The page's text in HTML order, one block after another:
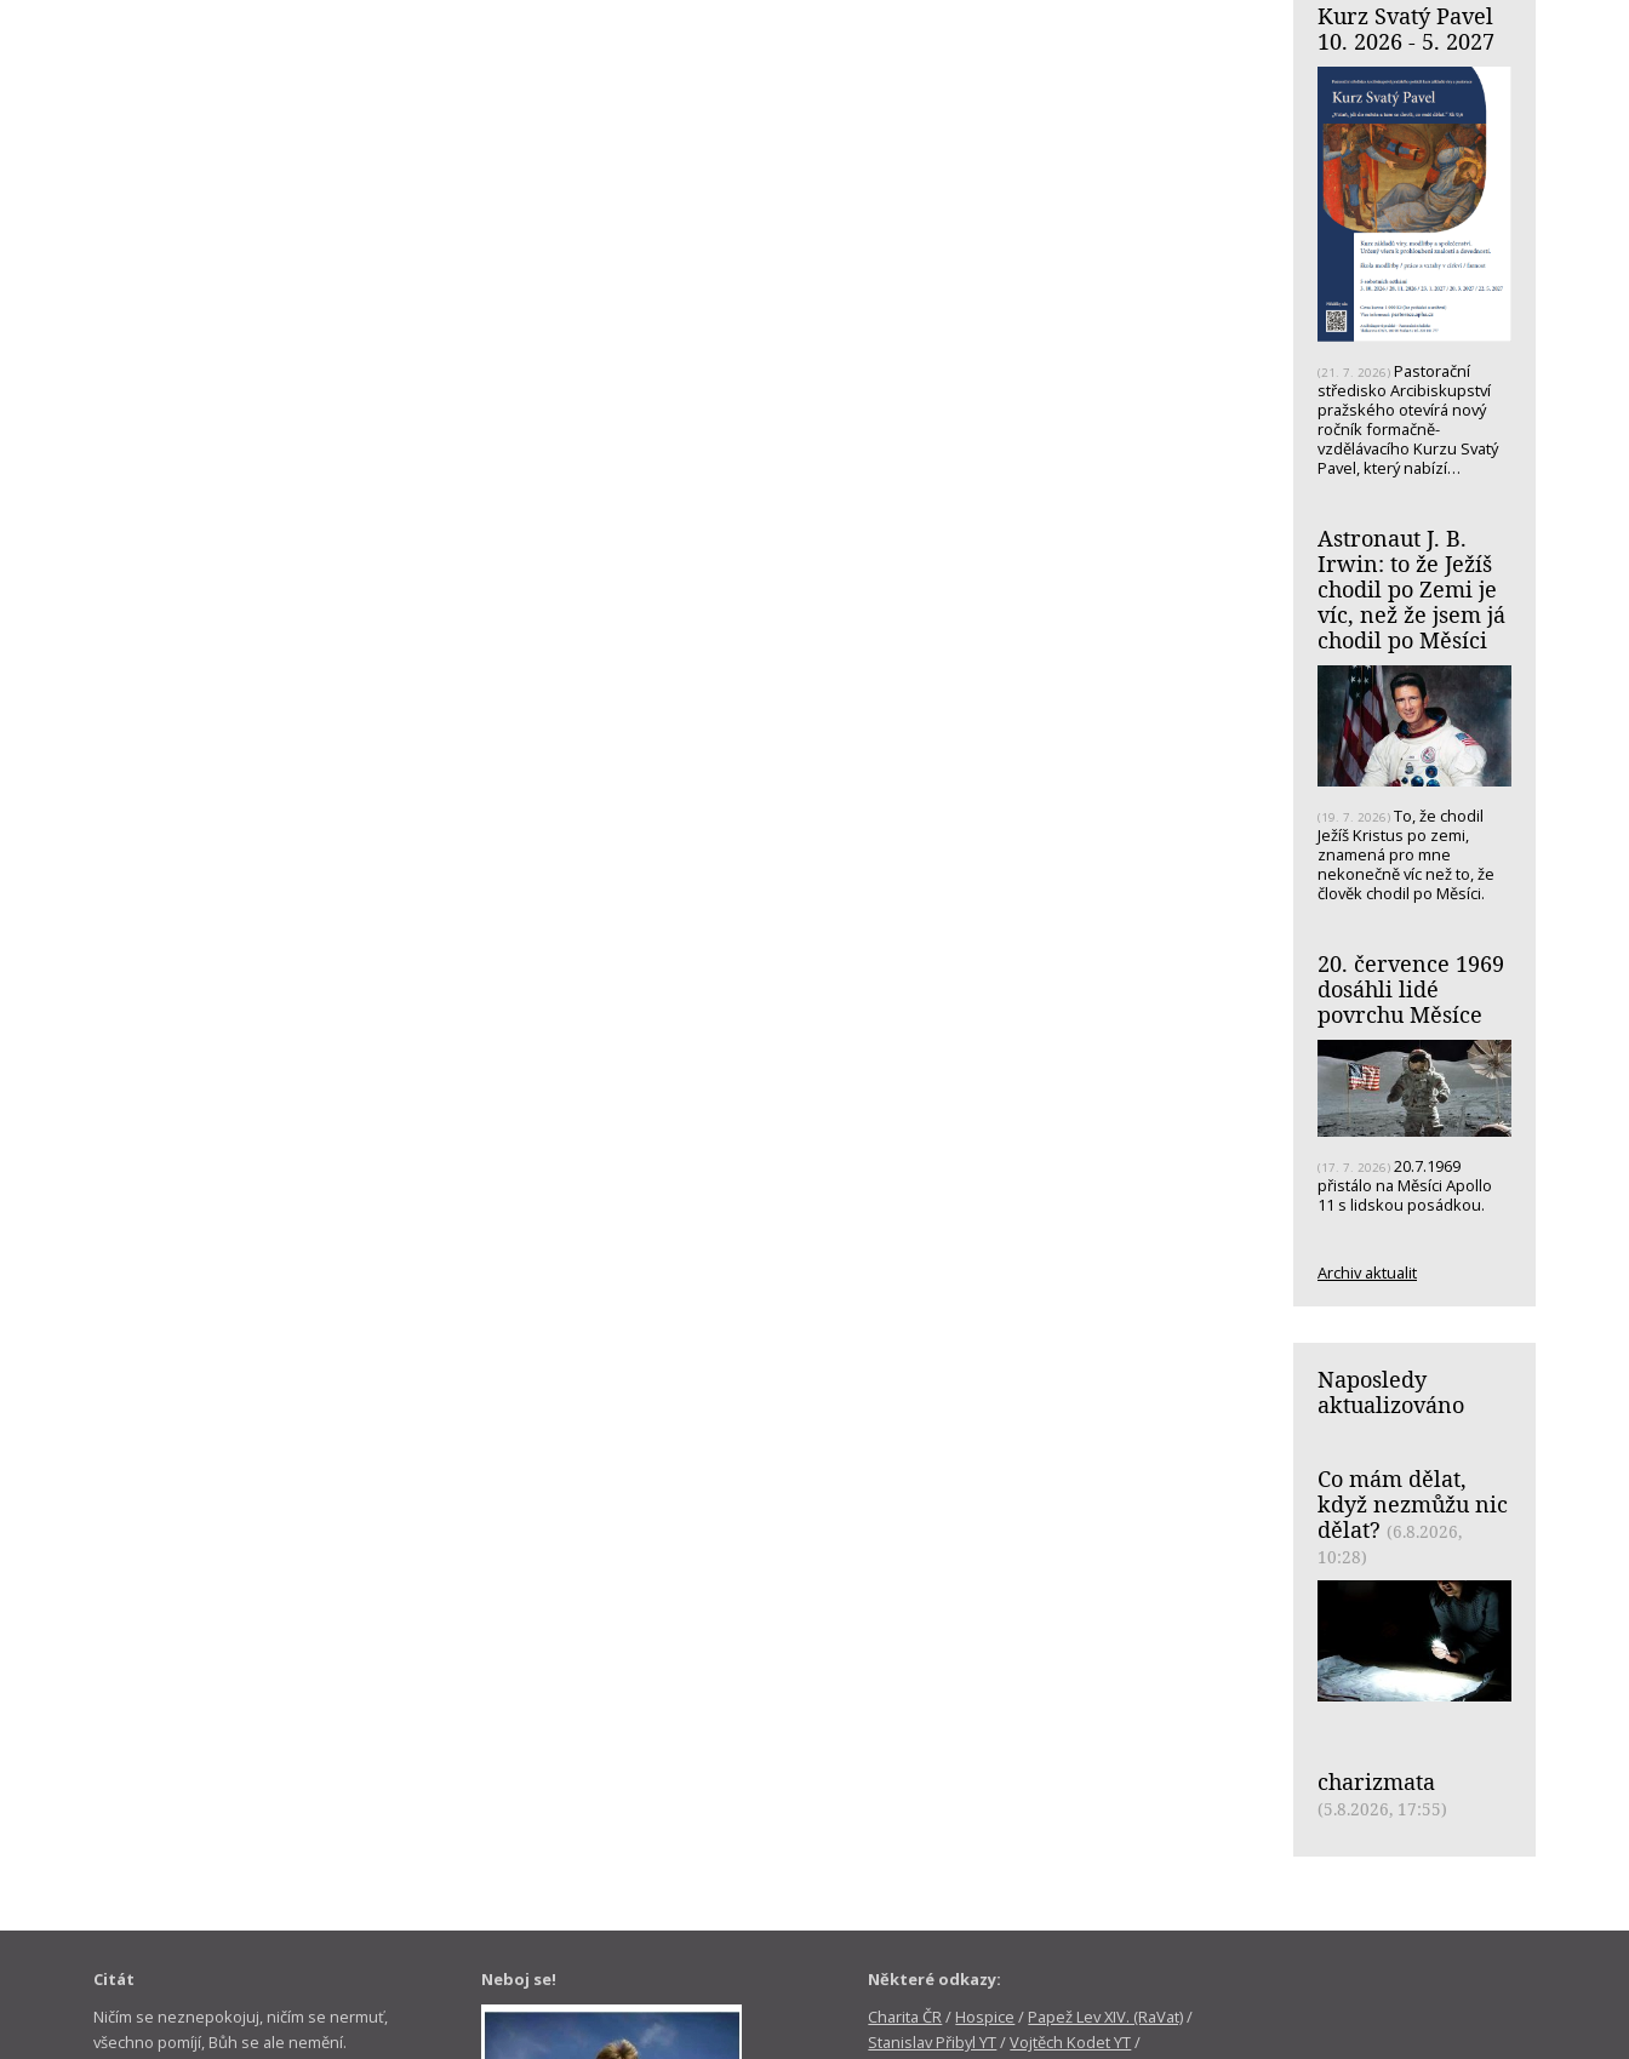
Kurz Svatý Pavel
10. 2026 - 5. 2027
(21. 7. 2026) Pastorační
středisko Arcibiskupství
pražského otevírá nový
ročník formačně-
vzdělávacího Kurzu Svatý
Pavel, který nabízí…
Astronaut J. B.
Irwin: to že Ježíš
chodil po Zemi je
víc, než že jsem já
chodil po Měsíci
(19. 7. 2026) To, že chodil
Ježíš Kristus po zemi,
znamená pro mne
nekonečně víc než to, že
člověk chodil po Měsíci.
20. července 1969
dosáhli lidé
povrchu Měsíce
(17. 7. 2026) 20.7.1969
přistálo na Měsíci Apollo
11 s lidskou posádkou.
Archiv aktualit
Naposledy
aktualizováno
Co mám dělat,
když nezmůžu nic
dělat? (6.8.2026,
10:28)
charizmata
(5.8.2026, 17:55)
Citát
Ničím se neznepokojuj, ničím se nermuť,
všechno pomíjí, Bůh se ale nemění.
Neboj se!
Některé odkazy:
Charita ČR / Hospice / Papež Lev XIV. (RaVat)/
Stanislav Přibyl YT/Vojtěch Kodet YT/